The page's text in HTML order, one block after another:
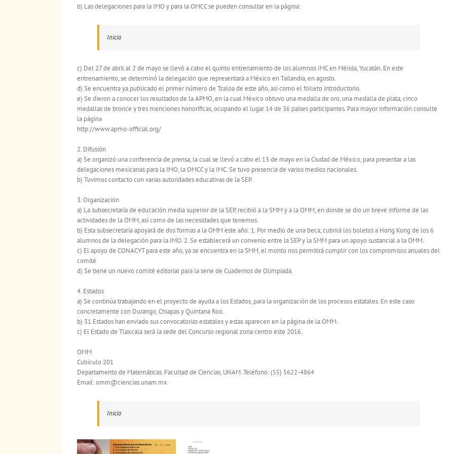
b) Las delegaciones para la IMO y para la OMCC se pueden consultar en la página:
Inicio
c) Del 27 de abril al 2 de mayo se llevó a cabo el quinto entrenamiento de los alumnos IMC en Mérida, Yucatán. En este
entrenamiento, se determinó la delegación que representará a México en Tailandia, en agosto.
d) Se encuentra ya publicado el primer número de Tzaloa de este año, así como el folleto introductorio.
e) Se dieron a conocer los resultados de la APMO, en la cual México obtuvo una medalla de oro, una medalla de plata, cinco
medallas de bronce y tres menciones honoríficas, ocupando el lugar 14 de 36 países participantes. Para mayor información consulte
la página
http://www.apmo-official.org/
2. Difusión
a) Se organizó una conferencia de prensa, la cual se llevó a cabo el 13 de mayo en la Ciudad de México, para presentar a las
delegaciones mexicanas para la IMO, la OMCC y la IMC. Se tuvo presencia de varios medios nacionales.
b) Tuvimos contacto con varias autoridades educativas de la SEP.
3. Organización
a) La subsecretaría de educación media superior de la SEP, recibió a la SMM y a la OMM, en donde se dio un breve informe de las
actividades de la OMM, así como de las necesidades que tenemos.
b) Esta subsecretaría apoyará de dos formas a la OMM este año: 1. Por medio de una beca, cubrirá los boletos a Hong Kong de los 6
alumnos de la delegación para la IMO. 2. Se establecerá un convenio entre la SEP y la SMM para un apoyo sustancial a la OMM.
c) El apoyo de CONACYT para este año, ya se encuentra en la SMM, el monto nos permitirá cumplir con los compromisos anuales del
comité.
d) Se tiene un nuevo comité editorial para la serie de Cuadernos de Olimpiada.
4. Estados
a) Se continúa trabajando en el proyecto de ayuda a los Estados, para la organización de los procesos estatales. En este caso
concretamente con Durango, Chiapas y Quintana Roo.
b) 31 Estados han enviado sus convocatorias estatales y estas aparecen en la página de la OMM.
c) El Estado de Tlaxcala será la sede del Concurso regional zona centro este 2016.
OMM
Cubículo 201
Departamento de Matemáticas. Facultad de Ciencias, UNAM. Teléfono: (55) 5622-4864
Email: omm@ciencias.unam.mx
Inicio